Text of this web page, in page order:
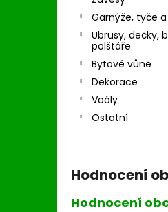
Garnýže, tyče
Ubrusy, dečky,
polštáře
Bytové vůně
Dekorace
Voály
Ostatní
Hodnocení
Hodnocení